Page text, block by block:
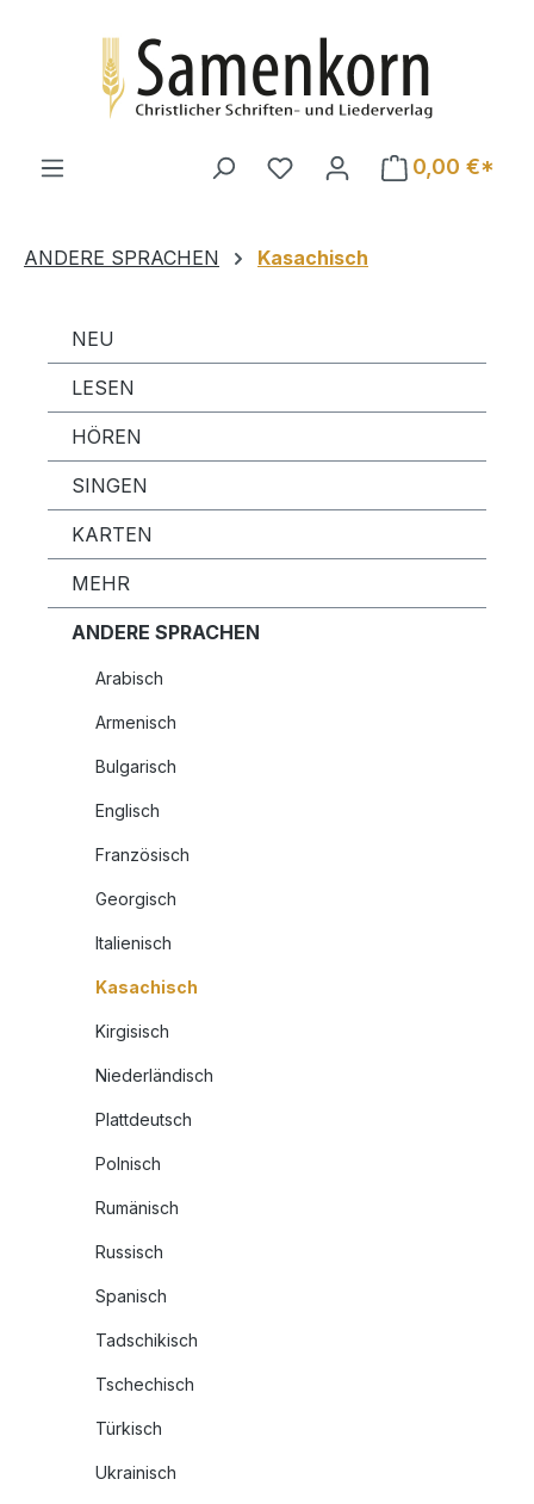
0,00 €*
ANDERE SPRACHEN Kasachisch
NEU
LESEN
HÖREN
SINGEN
KARTEN
MEHR
ANDERE SPRACHEN
Arabisch
Armenisch
Bulgarisch
Englisch
Französisch
Georgisch
Italienisch
Kasachisch
Kirgisisch
Niederländisch
Plattdeutsch
Polnisch
Rumänisch
Russisch
Spanisch
Tadschikisch
Tschechisch
Türkisch
Ukrainisch